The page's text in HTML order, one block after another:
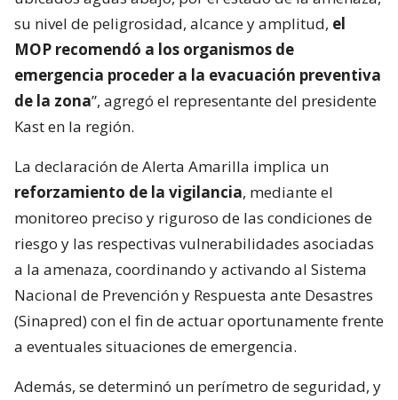
su nivel de peligrosidad, alcance y amplitud, el
MOP recomendó a los organismos de
emergencia proceder a la evacuación preventiva
de la zona”, agregó el representante del presidente
Kast en la región.
La declaración de Alerta Amarilla implica un
reforzamiento de la vigilancia, mediante el
monitoreo preciso y riguroso de las condiciones de
riesgo y las respectivas vulnerabilidades asociadas
a la amenaza, coordinando y activando al Sistema
Nacional de Prevención y Respuesta ante Desastres
(Sinapred) con el fin de actuar oportunamente frente
a eventuales situaciones de emergencia.
Además, se determinó un perímetro de seguridad, y